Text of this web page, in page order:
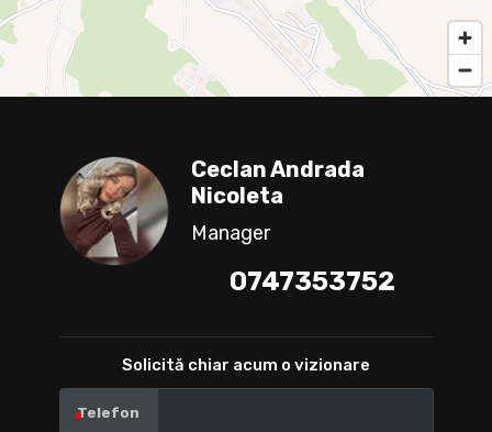
Ceclan Andrada
Nicoleta
Manager
0747353752
Solicită chiar acum o vizionare
Telefon